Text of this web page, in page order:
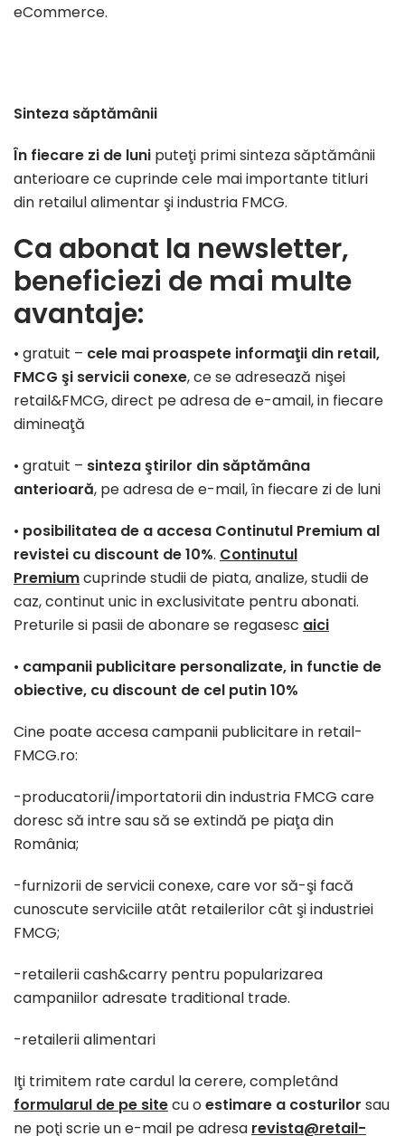
eCommerce.
Sinteza săptămânii
În fiecare zi de luni puteţi primi sinteza săptămânii
anterioare ce cuprinde cele mai importante titluri
din retailul alimentar şi industria FMCG.
Ca abonat la newsletter,
beneficiezi de mai multe
avantaje:
• gratuit – cele mai proaspete informaţii din retail,
FMCG şi servicii conexe, ce se adresează nişei
retail&FMCG, direct pe adresa de e-amail, in fiecare
dimineaţă
• gratuit – sinteza ştirilor din săptămâna
anterioară, pe adresa de e-mail, în fiecare zi de luni
• posibilitatea de a accesa Continutul Premium al
revistei cu discount de 10%. Continutul
Premiumcuprinde studii de piata, analize, studii de
caz, continut unic in exclusivitate pentru abonati.
Preturile si pasii de abonare se regasesc aici
• campanii publicitare personalizate, in functie de
obiective, cu discount de cel putin 10%
Cine poate accesa campanii publicitare in retail-
FMCG.ro:
-producatorii/importatorii din industria FMCG care
doresc să intre sau să se extindă pe piaţa din
România;
-furnizorii de servicii conexe, care vor să-şi facă
cunoscute serviciile atât retailerilor cât şi industriei
FMCG;
-retailerii cash&carry pentru popularizarea
campaniilor adresate traditional trade.
-retailerii alimentari
Iţi trimitem rate cardul la cerere, completând
formularul de pe sitecu oestimare a costurilor sau
ne poţi scrie un e-mail pe adresa revista@retail-